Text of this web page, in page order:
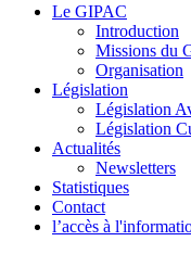
Le GIPAC
Introduction
Missions du
Organisation
Législation
Législation
Législation
Actualités
Newsletters
Statistiques
Contact
l’accès à